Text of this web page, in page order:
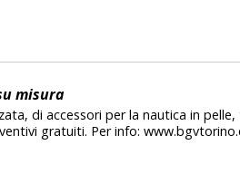
misura
di accessori per la nautica in
gratuiti. Per info: